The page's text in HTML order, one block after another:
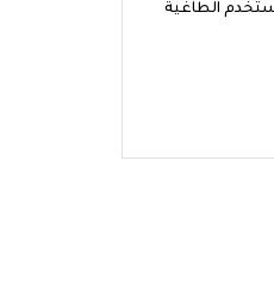
الطاغية